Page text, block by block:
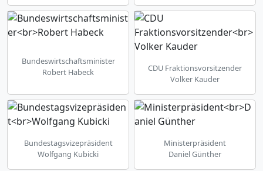
Bundeswirtschaftsminister
Robert Habeck
CDU Fraktionsvorsitzender
Volker Kauder
Bundestagsvizepräsident
Wolfgang Kubicki
Ministerpräsident
Daniel Günther